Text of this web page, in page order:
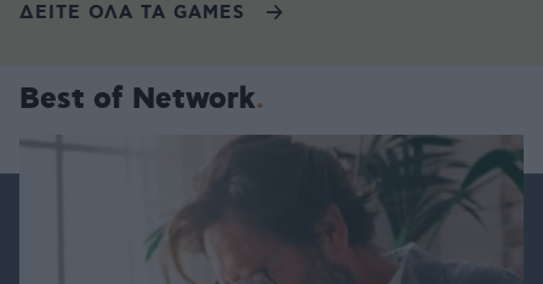
ΔΕΙΤΕ ΟΛΑ ΤΑ GAMES
Best of Network